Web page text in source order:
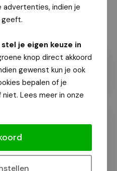
advertenties, indien je
je eigen keuze in
knop direct akkoord
gewenst kun je ook
bepalen of je
Lees meer in onze
Film Festival
maakt zich op